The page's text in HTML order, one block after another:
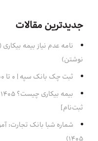
جدیدترین مقالات
نامه عدم نیاز بیمه
نوشتن)
ثبت چک بانک سپه | ۰ تا ۱۰۰ به همراه تصویر
ثبت‌نام]
شماره شبا بانک تجارت:
۱۴۰۵)